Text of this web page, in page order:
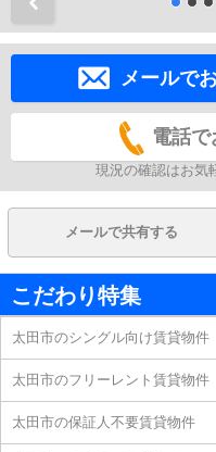
メールで
電話
現況の確認はお気
メールで共有する
こだわり特集
太田市のシングル向け賃貸物件
太田市のフリーレント賃貸物件
太田市の保証人不要賃貸物件